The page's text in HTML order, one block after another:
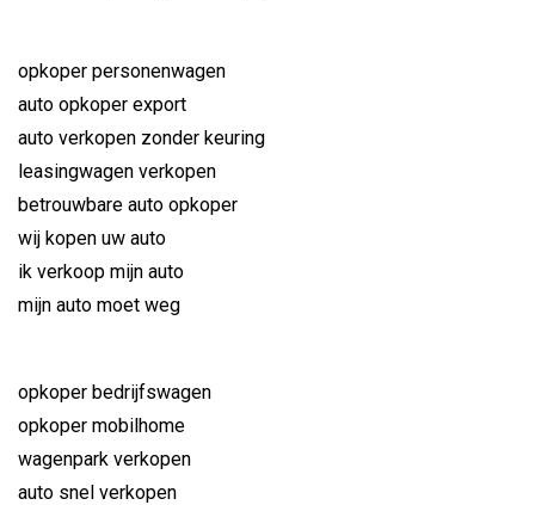
opkoper personenwagen
auto opkoper export
auto verkopen zonder keuring
leasingwagen verkopen
betrouwbare auto opkoper
wij kopen uw auto
ik verkoop mijn auto
mijn auto moet weg
opkoper bedrijfswagen
opkoper mobilhome
wagenpark verkopen
auto snel verkopen